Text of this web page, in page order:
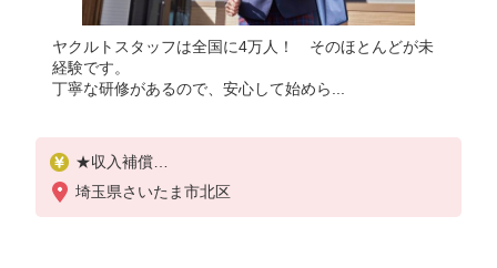
ヤクルトスタッフは全国に4万人！ そのほとんどが未
経験です。
丁寧な研修があるので、安心して始めら...
★収入補償
1ヶ月目：1日3,500円
2〜5ヶ月目 1日5,000円
埼玉県さいたま市北区